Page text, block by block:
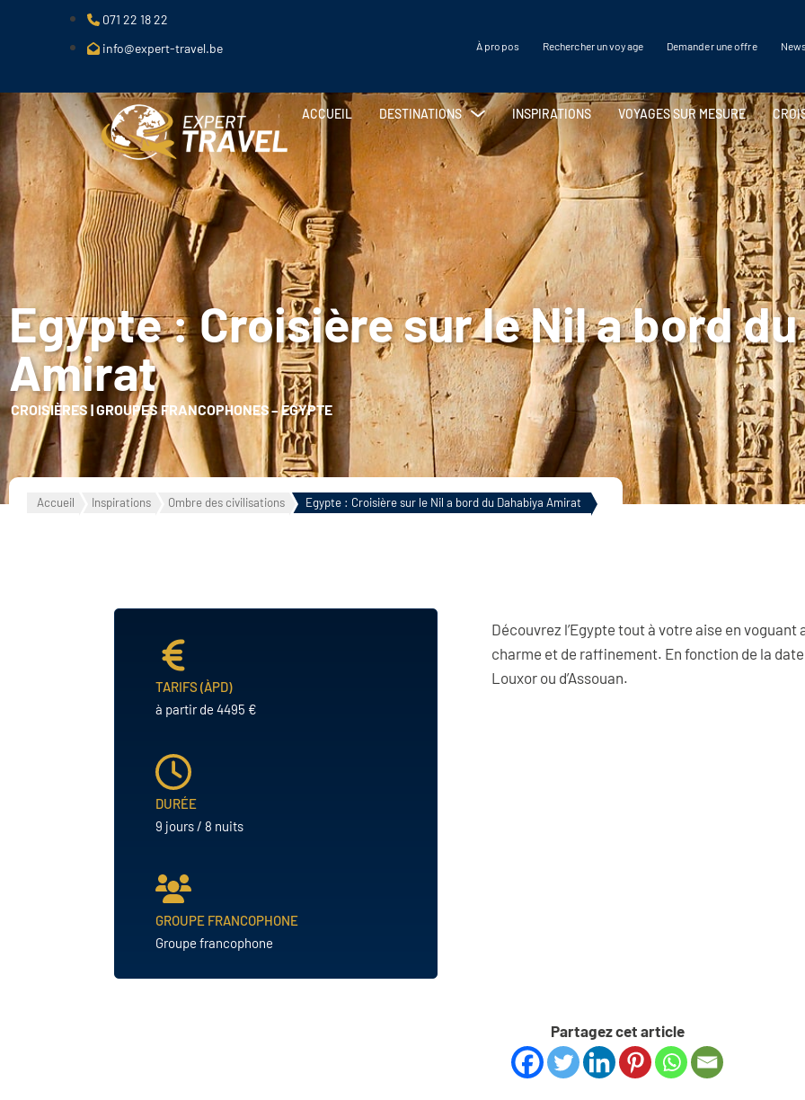
071 22 18 22
info@expert-travel.be
À propos Rechercher un voyage Demander une offre
ACCUEIL DESTINATIONS
AMÉRIQUE DU
NORD
Alaska
Canada
Etats-Unis
AMÉRIQUE
CENTRALE
Costa Rica
Mexique
AMÉRIQUE DU
SUD
Brésil
EUROPE
Autriche
Croatie
Ecosse
Espagne
Finlande
France
Grèce
Irlande
Islande
Italie
Malte
Norvège
Portugal
Suède
LES PÔLES
ASIE
Cambodge
Chine
Inde
Indonésie
Japon
Ouzbékistan
Philippines
Sri Lanka
Thaïlande
Vietnam
OCÉANIE
Australie
Hawaï
Nouvelle Zélande
Polynésie
LES
Acores
Aruba/Bonaire/Curacao
Bahamas
Bali
Canaries
Cap Vert
Corse
Cyclades
Guadeloupe
Hawaï
Île de Pâques
Madère
Maldives
Martinique
Maurice
Réunion
Saint Barthelemy
INSPIRATIONS VOYAGES SUR MESURE
Egypte : Croisière sur le Nil a bord
Amirat
CROISIÈRES |GROUPES FRANCOPHONES–EGYPTE
Accueil Inspirations Ombre des civilisations Egypte : Croisière sur le Nil a bord du Dahabiya Amirat
TARIFS (ÀPD)
à partir de 4495 €
DURÉE
9 jours / 8 nuits
GROUPE FRANCOPHONE
Groupe francophone
Découvrez l’Egypte tout à votre aise en
charme et de raffinement. En fonction de la
Louxor ou d’Assouan.
Partagez cet article